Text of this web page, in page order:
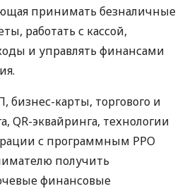
принимать безналичные
работать с кассой,
и управлять финансами
бизнес-карты, торгового и
QR-эквайринга, технологии
с программным РРО
получить
финансовые